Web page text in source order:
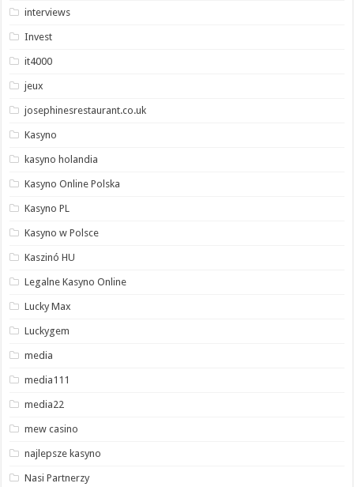
interviews
Invest
it4000
jeux
josephinesrestaurant.co.uk
Kasyno
kasyno holandia
Kasyno Online Polska
Kasyno PL
Kasyno w Polsce
Kaszinó HU
Legalne Kasyno Online
Lucky Max
Luckygem
media
media111
media22
mew casino
najlepsze kasyno
Nasi Partnerzy